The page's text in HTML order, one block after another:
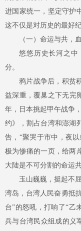
进国家统一，坚定守护
这不仅是对历史的最好
（一）命运与共，
悠悠历史长河之中
分。
鸦片战争后，积贫
益深重，覆巢之下无完
年，日本挑起甲午战争
约》，割占台湾和澎湖
告，“聚哭于市中，夜
极为惨痛的一页，给两
大陆是不可分割的命运共
玉山巍巍，挺起不
湾岛，台湾人民奋勇抵
台”的怒吼，打响了“乙
兵与台湾民众组成的义